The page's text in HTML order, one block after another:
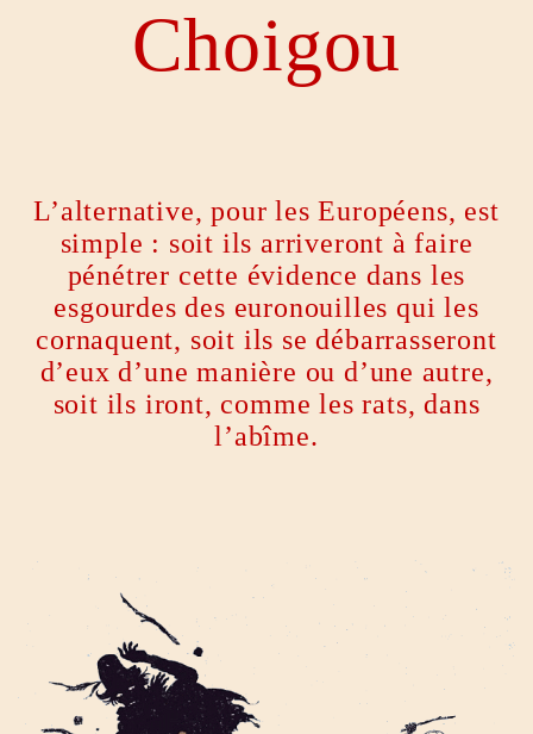
Choigou
L’alternative, pour les Européens, est
simple : soit ils arriveront à faire
pénétrer cette évidence dans les
esgourdes des euronouilles qui les
cornaquent, soit ils se débarrasseront
d’eux d’une manière ou d’une autre,
soit ils iront, comme les rats, dans
l’abîme.